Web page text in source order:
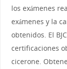
los exámenes
exámenes y la
obtenidos. El
certificaciones
cicerone.